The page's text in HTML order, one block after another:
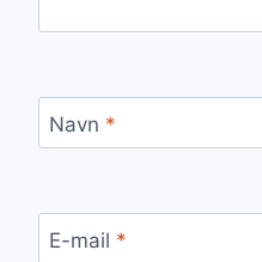
Navn *
E-mail *